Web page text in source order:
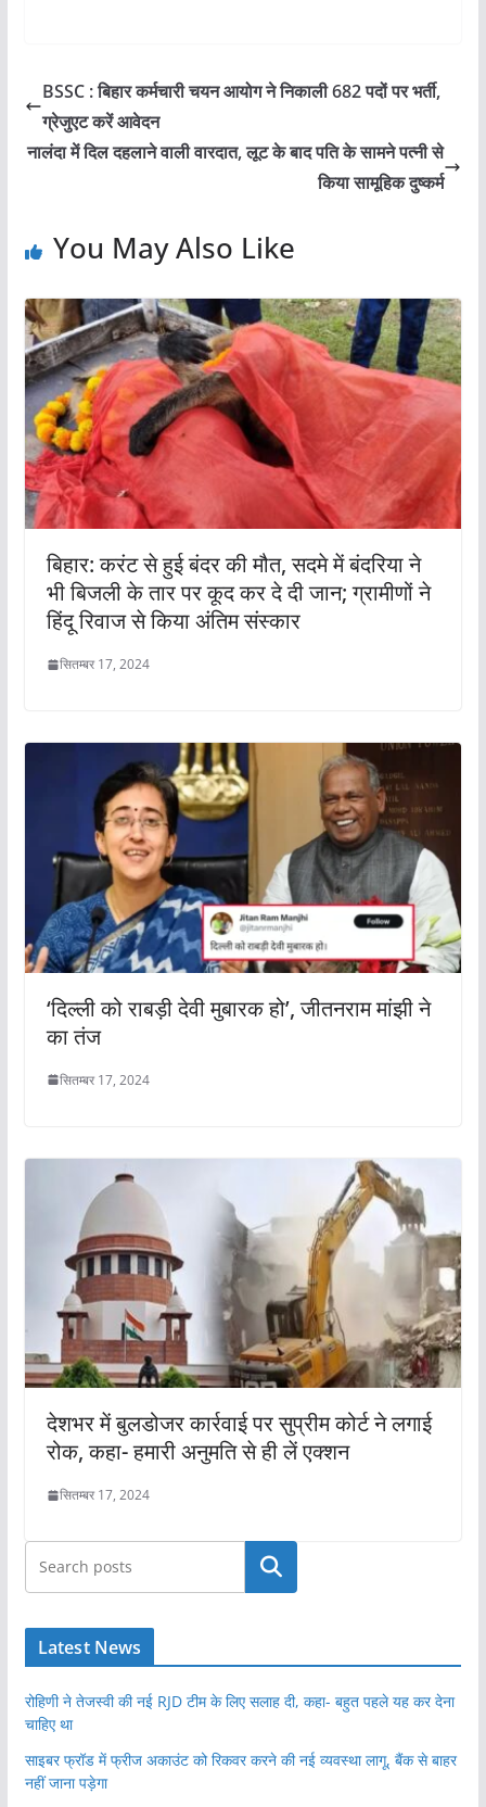
BSSC : बिहार कर्मचारी चयन आयोग ने निकाली 682 पदों पर भर्ती,
ग्रेजुएट करें आवेदन
नालंदा में दिल दहलाने वाली वारदात, लूट के बाद पति के सामने पत्नी से
किया सामूहिक दुष्कर्म
You May Also Like
बिहार: करंट से हुई बंदर की मौत, सदमे में बंदरिया ने
भी बिजली के तार पर कूद कर दे दी जान; ग्रामीणों ने
हिंदू रिवाज से किया अंतिम संस्कार
सितम्बर 17, 2024
‘दिल्ली को राबड़ी देवी मुबारक हो’, जीतनराम मांझी ने
का तंज
सितम्बर 17, 2024
देशभर में बुलडोजर कार्रवाई पर सुप्रीम कोर्ट ने लगाई
रोक, कहा- हमारी अनुमति से ही लें एक्शन
सितम्बर 17, 2024
खोजें
Latest News
रोहिणी ने तेजस्वी की नई RJD टीम के लिए सलाह दी, कहा- बहुत पहले यह कर देना
चाहिए था
साइबर फ्रॉड में फ्रीज अकाउंट को रिकवर करने की नई व्यवस्था लागू, बैंक से बाहर
नहीं जाना पड़ेगा